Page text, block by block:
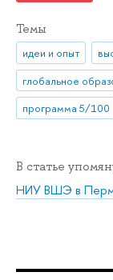
Темы
идеи и опыт
глобальное
программа 5/100
В статье
НИУ ВШЭ в